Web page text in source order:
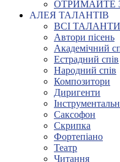
ОТРИМАЙТЕ
АЛЕЯ ТАЛАНТІВ
ВСІ ТАЛАНТИ
Автори пісень
Академічний
Естрадний спів
Народний спів
Композитори
Диригенти
Саксофон
Скрипка
Фортепіано
Театр
Читання